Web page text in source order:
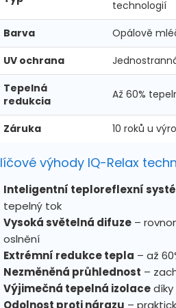
technologií
Barva
Opálově
UV ochrana
Tepelná
redukcia
Až 60%
Záruka 10 roků u
výhody IQ-Relax
Inteligentní teploreflexní
tepelný tok
Vysoká světelná difuze –
oslnění
Extrémní redukce tepla – až
Nezměněná průhlednost –
Výjimečná tepelná izolace
Odolnost proti nárazu –